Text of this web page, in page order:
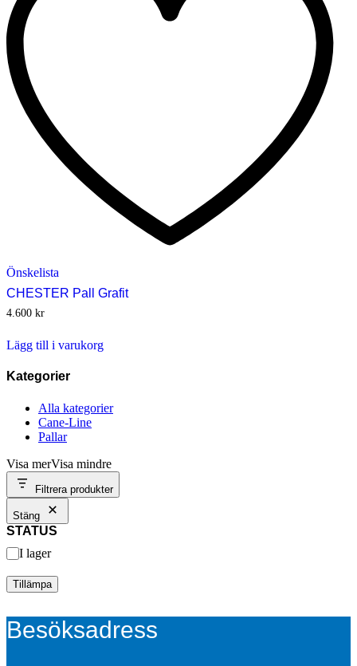
Önskelista
CHESTER Pall Grafit
4.600 kr
Lägg till i varukorg
Kategorier
Alla kategorier
Cane-Line
Pallar
Visa merVisa mindre
Filtrera produkter
Stäng
STATUS
Tillgänglighet
I lager
Tillämpa
Besöksadress